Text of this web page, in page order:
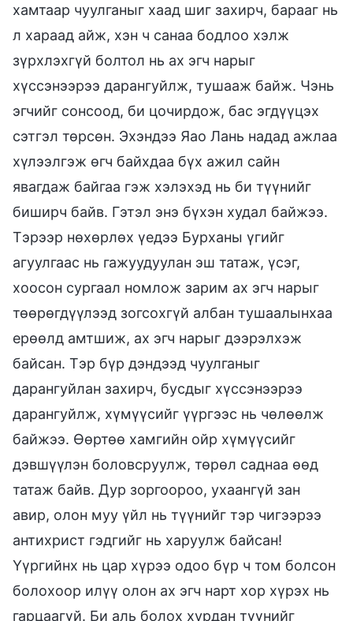
хамтаар чуулганыг хаад шиг захирч, барааг нь
л хараад айж, хэн ч санаа бодлоо хэлж
зүрхлэхгүй болтол нь ах эгч нарыг
хүссэнээрээ дарангуйлж, тушааж байж. Чэнь
эгчийг сонсоод, би цочирдож, бас эгдүүцэх
сэтгэл төрсөн. Эхэндээ Яао Лань надад ажлаа
хүлээлгэж өгч байхдаа бүх ажил сайн
явагдаж байгаа гэж хэлэхэд нь би түүнийг
биширч байв. Гэтэл энэ бүхэн худал байжээ.
Тэрээр нөхөрлөх үедээ Бурханы үгийг
агуулгаас нь гажуудуулан эш татаж, үсэг,
хоосон сургаал номлож зарим ах эгч нарыг
төөрөгдүүлээд зогсохгүй албан тушаалынхаа
ерөөлд амтшиж, ах эгч нарыг дээрэлхэж
байсан. Тэр бүр дэндээд чуулганыг
дарангуйлан захирч, бусдыг хүссэнээрээ
дарангуйлж, хүмүүсийг үүргээс нь чөлөөлж
байжээ. Өөртөө хамгийн ойр хүмүүсийг
дэвшүүлэн боловсруулж, төрөл саднаа өөд
татаж байв. Дур зоргоороо, ухаангүй зан
авир, олон муу үйл нь түүнийг тэр чигээрээ
антихрист гэдгийг нь харуулж байсан!
Үүргийнх нь цар хүрээ одоо бүр ч том болсон
болохоор илүү олон ах эгч нарт хор хүрэх нь
гарцаагүй. Би аль болох хурдан түүнийг